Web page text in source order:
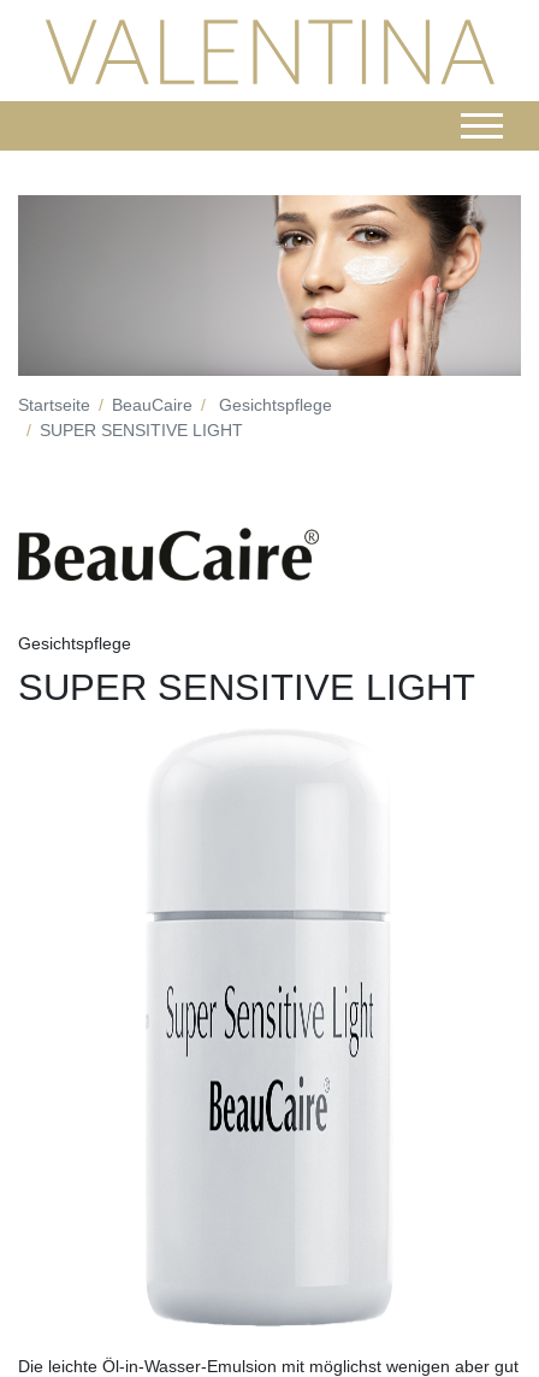
Startseite BeauCaire
Gesichtspflege
SUPER SENSITIVE LIGHT
Gesichtspflege
SUPER SENSITIVE LIGHT
Die leichte Öl-in-Wasser-Emulsion mit möglichst wenigen aber gut